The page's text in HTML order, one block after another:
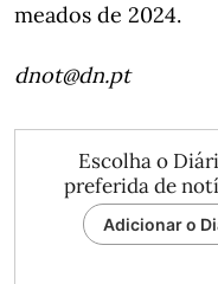
meados de 2024.
dnot@dn.pt
Escolha o
preferida de
Adicionar o